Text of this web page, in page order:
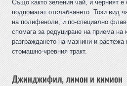
Също както зеления чай, и черният е
подпомагат отслабването. Този вид
на полифеноли, и по-специално
спомага за редуциране на приема на
разграждането на мазнини и растежа
стомашно-чревния тракт.
Джинджифил, лимон и кимион